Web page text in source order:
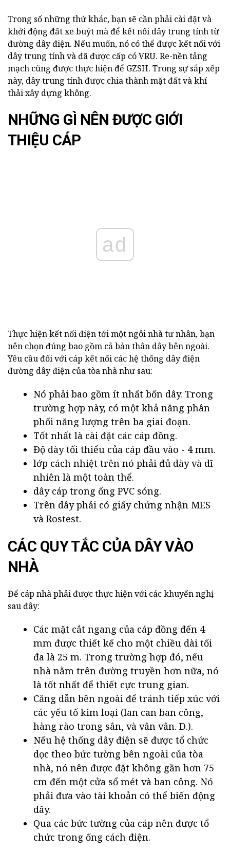
Trong số những thứ khác, bạn sẽ cần phải cài đặt và
khởi động đất xe buýt mà để kết nối dây trung tính từ
đường dây điện. Nếu muốn, nó có thể được kết nối với
dây trung tính và đã được cấp có VRU. Re-nền tảng
mạch cũng được thực hiện để GZSH. Trong sự sắp xếp
này, dây trung tính được chia thành mặt đất và khí
thải xây dựng không.
NHỮNG GÌ NÊN ĐƯỢC GIỚI
THIỆU CÁP
ad
Thực hiện kết nối điện tới một ngôi nhà tư nhân, bạn
nên chọn đúng bao gồm cả bản thân dây bên ngoài.
Yêu cầu đối với cáp kết nối các hệ thống dây điện
đường dây điện của tòa nhà như sau:
Nó phải bao gồm ít nhất bốn dây. Trong
trường hợp này, có một khả năng phân
phối năng lượng trên ba giai đoạn.
Tốt nhất là cài đặt các cáp đồng.
Độ dày tối thiểu của cáp đầu vào - 4 mm.
lớp cách nhiệt trên nó phải đủ dày và dĩ
nhiên là một toàn thể.
dây cáp trong ống PVC sóng.
Trên dây phải có giấy chứng nhận MES
và Rostest.
CÁC QUY TẮC CỦA DÂY VÀO
NHÀ
Để cáp nhà phải được thực hiện với các khuyến nghị
sau đây:
Các mặt cắt ngang của cáp đồng đến 4
mm được thiết kế cho một chiều dài tối
đa là 25 m. Trong trường hợp đó, nếu
nhà nằm trên đường truyền hơn nữa, nó
là tốt nhất để thiết cực trung gian.
Căng dẫn bên ngoài để tránh tiếp xúc với
các yếu tố kim loại (lan can ban công,
hàng rào trong sân, và vân vân. D.).
Nếu hệ thống dây điện sẽ được tổ chức
dọc theo bức tường bên ngoài của tòa
nhà, nó nên được đặt không gần hơn 75
cm đến một cửa sổ mét và ban công. Nó
phải đưa vào tài khoản có thể biến động
dây.
Qua các bức tường của cáp nên được tổ
chức trong ống cách điện.